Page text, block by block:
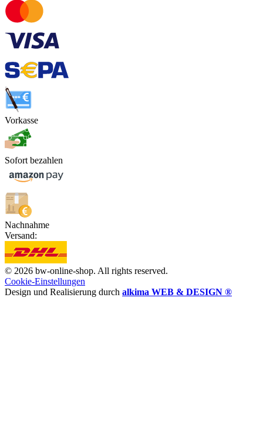
Vorkasse
Sofort bezahlen
Nachnahme
Versand:
© 2026 bw-online-shop. All rights reserved.
Cookie-Einstellungen
Design und Realisierung durch alkima WEB & DESIGN ®